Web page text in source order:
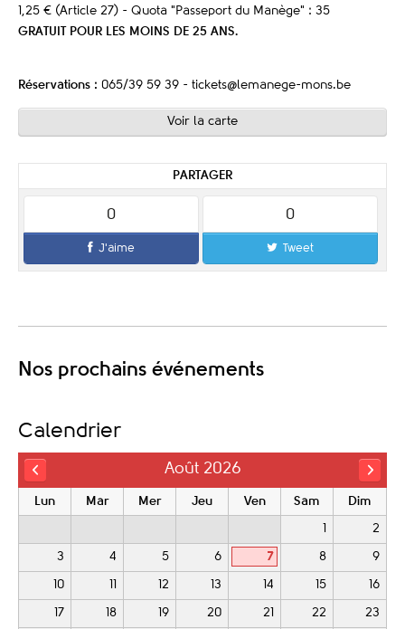
1,25 € (Article 27) - Quota "Passeport du Manège" : 35
GRATUIT POUR LES MOINS DE 25 ANS.
Réservations : 065/39 59 39 - tickets@lemanege-mons.be
Voir la carte
PARTAGER
0
J'aime
0
Tweet
Nos prochains événements
Calendrier
Août 2026
Lun Mar Mer Jeu Ven Sam Dim
2
3 4 5 6 7 8 9
10 12 13 14 15 16
17 18 19 20 21 22 23